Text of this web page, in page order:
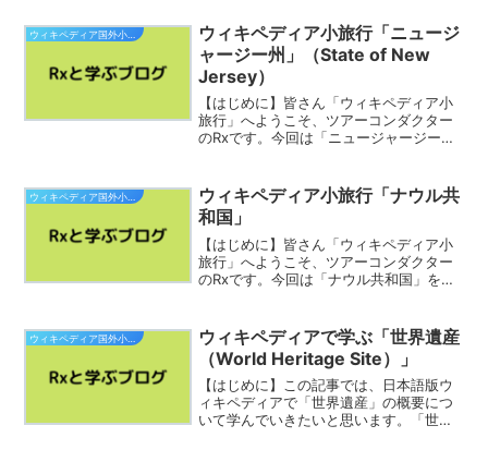
国の傾向を捉えて、比較していきたく思
います。なお本...
ウィキペディア小旅行「ニュージ
ャージー州」（State of New
Jersey）
【はじめに】皆さん「ウィキペディア小
旅行」へようこそ、ツアーコンダクター
のRxです。今回は「ニュージャージー
（英: State of New Jersey）は、アメリ
カ合衆国...
ウィキペディア国外小旅行
ウィキペディア小旅行「ナウル共
和国」
【はじめに】皆さん「ウィキペディア小
旅行」へようこそ、ツアーコンダクター
のRxです。今回は「ナウル共和国」を巡
く、ナウル語: Repubrikin Naoero）、通
称ナ...
ウィキペディアで学ぶ「世界遺産
（World Heritage Site）」
【はじめに】この記事では、日本語版ウ
ィキペディアで「世界遺産」の概要につ
いて学んでいきたいと思います。「世界